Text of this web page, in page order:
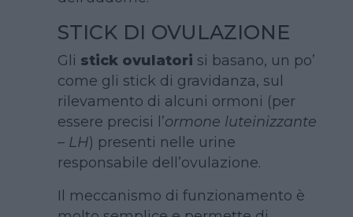
STICK DI OVULAZIONE
Gli stick ovulatori si basano, un po’
come gli stick di gravidanza, sul
rilevamento di alcuni ormoni (per
essere precisi l’ormone luteinizzante
– LH) presenti nelle urine
responsabile dell’ovulazione.
Il meccanismo di funzionamento è